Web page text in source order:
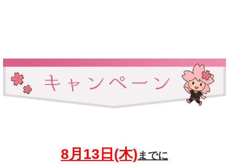
8月13 日(木) までに